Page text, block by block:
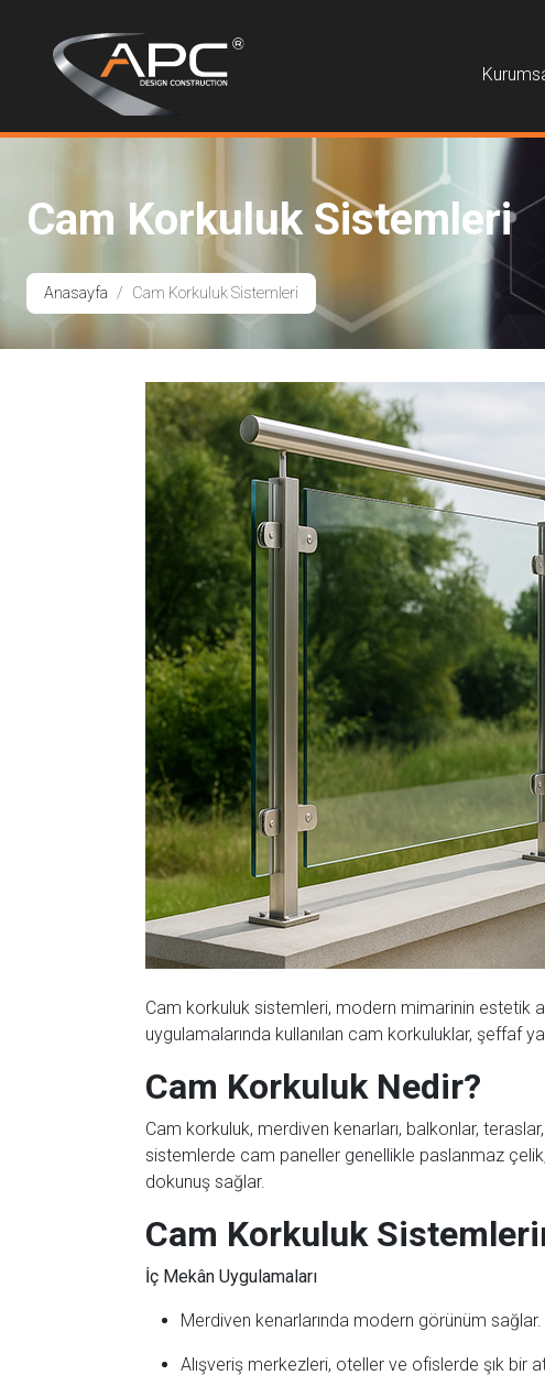
Cam Korkuluk Sistemleri
Anasayfa Cam Korkuluk Sistemleri
Cam korkuluk sistemleri, modern mimarinin estetik
uygulamalarında kullanılan cam korkuluklar, şeffaf
Cam Korkuluk Nedir?
Cam korkuluk, merdiven kenarları, balkonlar,
sistemlerde cam paneller genellikle paslanmaz
dokunuş sağlar.
Cam Korkuluk
İç Mekân Uygulamaları
Merdiven kenarlarında modern görünüm sağlar.
Alışveriş merkezleri, oteller ve ofislerde şık bir